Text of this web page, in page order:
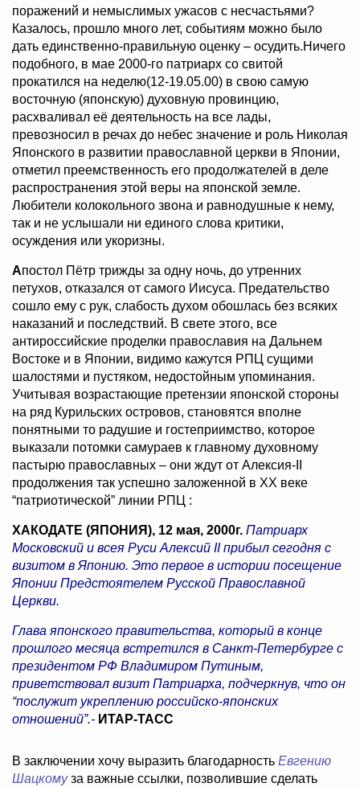
поражений и немыслимых ужасов с несчастьями?
Казалось, прошло много лет, событиям можно было
дать единственно-правильную оценку – осудить.Ничего
подобного, в мае 2000-го патриарх со свитой
прокатился на неделю(12-19.05.00) в свою самую
восточную (японскую) духовную провинцию,
расхваливал её деятельность на все лады,
превозносил в речах до небес значение и роль Николая
Японского в развитии православной церкви в Японии,
отметил преемственность его продолжателей в деле
распространения этой веры на японской земле.
Любители колокольного звона и равнодушные к нему,
так и не услышали ни единого слова критики,
осуждения или укоризны.
Апостол Пётр трижды за одну ночь, до утренних
петухов, отказался от самого Иисуса. Предательство
сошло ему с рук, слабость духом обошлась без всяких
наказаний и последствий. В свете этого, все
антироссийские проделки православия на Дальнем
Востоке и в Японии, видимо кажутся РПЦ сущими
шалостями и пустяком, недостойным упоминания.
Учитывая возрастающие претензии японской стороны
на ряд Курильских островов, становятся вполне
понятными то радушие и гостеприимство, которое
выказали потомки самураев к главному духовному
пастырю православных – они ждут от Алексия-II
продолжения так успешно заложенной в ХХ веке
“патриотической” линии РПЦ :
ХАКОДАТЕ (ЯПОНИЯ), 12 мая, 2000г. Патриарх
Московский и всея Руси Алексий II прибыл сегодня с
визитом в Японию. Это первое в истории посещение
Японии Предстоятелем Русской Православной
Церкви.
Глава японского правительства, который в конце
прошлого месяца встретился в Санкт-Петербурге с
президентом РФ Владимиром Путиным,
приветствовал визит Патриарха, подчеркнув, что он
“послужит укреплению российско-японских
отношений”.- ИТАР-ТАСС
В заключении хочу выразить благодарность Евгению
Шацкомуза важные ссылки, позволившие сделать